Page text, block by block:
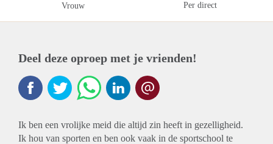
Vrouw Per direct
Deel deze oproep met je vrienden!
Ik ben een vrolijke meid die altijd zin heeft in gezelligheid.
Ik hou van sporten en ben ook vaak in de sportschool te